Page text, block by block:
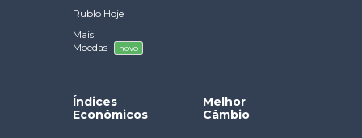
Rublo Hoje
Mais
Moedas
novo
Índices
Econômicos
Melhor
Câmbio